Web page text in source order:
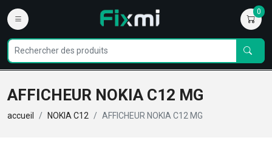
0
AFFICHEUR NOKIA C12 MG
accueil NOKIA C12 AFFICHEUR NOKIA C12 MG